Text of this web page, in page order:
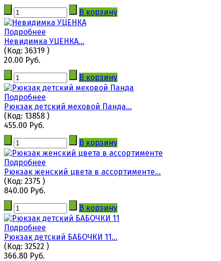
В корзину
Подробнее
Невидимка УЦЕНКА...
(Код: 36319 )
20.00 Руб.
В корзину
Подробнее
Рюкзак детский меховой Панда...
(Код: 13858 )
455.00 Руб.
В корзину
Подробнее
Рюкзак женский цвета в ассортименте...
(Код: 2375 )
840.00 Руб.
В корзину
Подробнее
Рюкзак детский БАБОЧКИ 11...
(Код: 32522 )
366.80 Руб.